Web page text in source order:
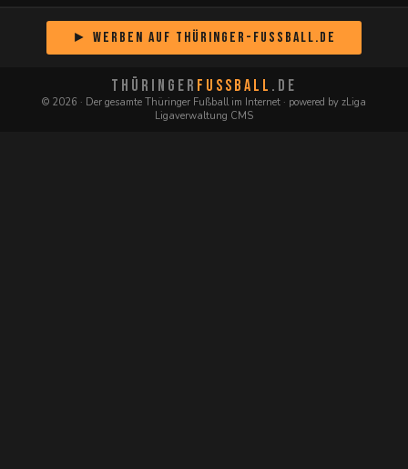
► Werben auf Thüringer-Fussball.de
THÜRINGER FUSSBALL .DE
© 2026 · Der gesamte Thüringer Fußball im Internet · powered by zLiga
Ligaverwaltung CMS